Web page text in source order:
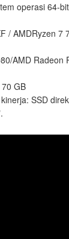
operasi 64-bit
/ AMDRyzen 7
AMD Radeon
GB
SSD